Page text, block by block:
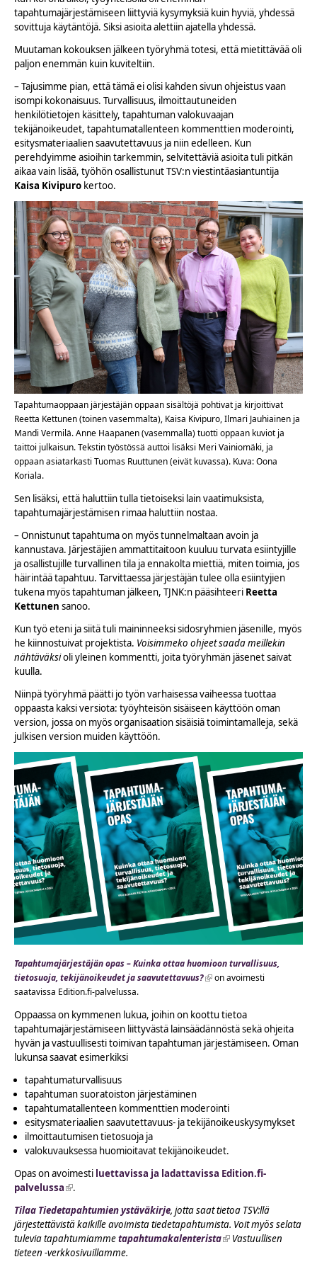
tapahtumajärjestämiseen liittyviä kysymyksiä kuin hyviä, yhdessä
sovittuja käytäntöjä. Siksi asioita alettiin ajatella yhdessä.
Muutaman kokouksen jälkeen työryhmä totesi, että mietittävää oli
paljon enemmän kuin kuviteltiin.
– Tajusimme pian, että tämä ei olisi kahden sivun ohjeistus vaan
isompi kokonaisuus. Turvallisuus, ilmoittautuneiden
henkilötietojen käsittely, tapahtuman valokuvaajan
tekijänoikeudet, tapahtumatallenteen kommenttien moderointi,
esitysmateriaalien saavutettavuus ja niin edelleen. Kun
perehdyimme asioihin tarkemmin, selvitettäviä asioita tuli pitkän
aikaa vain lisää, työhön osallistunut TSV:n viestintäasiantuntija
Kaisa Kivipuro kertoo.
Tapahtumaoppaan järjestäjän oppaan sisältöjä pohtivat ja kirjoittivat
Reetta Kettunen (toinen vasemmalta), Kaisa Kivipuro, Ilmari Jauhiainen ja
Mandi Vermilä. Anne Haapanen (vasemmalla) tuotti oppaan kuviot ja
taittoi julkaisun. Tekstin työstössä auttoi lisäksi Meri Vainiomäki, ja
oppaan asiatarkasti Tuomas Ruuttunen (eivät kuvassa). Kuva: Oona
Koriala.
Sen lisäksi, että haluttiin tulla tietoiseksi lain vaatimuksista,
tapahtumajärjestämisen rimaa haluttiin nostaa.
– Onnistunut tapahtuma on myös tunnelmaltaan avoin ja
kannustava. Järjestäjien ammattitaitoon kuuluu turvata esiintyjille
ja osallistujille turvallinen tila ja ennakolta miettiä, miten toimia, jos
häirintää tapahtuu. Tarvittaessa järjestäjän tulee olla esiintyjien
tukena myös tapahtuman jälkeen, TJNK:n pääsihteeri Reetta
Kettunen sanoo.
Kun työ eteni ja siitä tuli maininneeksi sidosryhmien jäsenille, myös
he kiinnostuivat projektista. Voisimmeko ohjeet saada meillekin
nähtäväksioli yleinen kommentti, joita työryhmän jäsenet saivat
kuulla.
Niinpä työryhmä päätti jo työn varhaisessa vaiheessa tuottaa
oppaasta kaksi versiota: työyhteisön sisäiseen käyttöön oman
version, jossa on myös organisaation sisäisiä toimintamalleja, sekä
julkisen version muiden käyttöön.
Tapahtumajärjestäjän opas – Kuinka ottaa huomioon turvallisuus,
tietosuoja, tekijänoikeudet ja saavutettavuus?(link is external)
on avoimesti
saatavissa Edition.fi-palvelussa.
Oppaassa on kymmenen lukua, joihin on koottu tietoa
tapahtumajärjestämiseen liittyvästä lainsäädännöstä sekä ohjeita
hyvän ja vastuullisesti toimivan tapahtuman järjestämiseen. Oman
lukunsa saavat esimerkiksi
tapahtumaturvallisuus
tapahtuman suoratoiston järjestäminen
tapahtumatallenteen kommenttien moderointi
esitysmateriaalien saavutettavuus- ja tekijänoikeuskysymykset
ilmoittautumisen tietosuoja ja
valokuvauksessa huomioitavat tekijänoikeudet.
Opas on avoimesti luettavissa ja ladattavissa Edition.fi-
palvelussa(link is external)
.
Tilaa Tiedetapahtumien ystäväkirje, jotta saat tietoa TSV:llä
järjestettävistä kaikille avoimista tiedetapahtumista. Voit myös selata
tulevia tapahtumiammetapahtumakalenterista(link is external)
Vastuullisen
tieteen -verkkosivuillamme.